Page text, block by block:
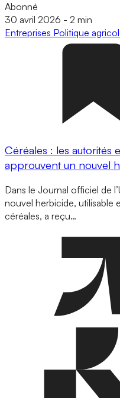
Abonné
30 avril 2026 - 2 min
Entreprises Politique
Céréales : les autorités
approuvent un nouvel
Dans le Journal officiel de
nouvel herbicide, utilisable
céréales, a reçu…